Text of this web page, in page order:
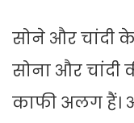
सोने और चांदी के
सोना और चांदी
काफी अलग हैं।